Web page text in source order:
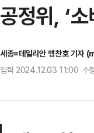
공정위, ‘
세종=데일리안 맹찬호 기
입력 2024.12.03 11:00 수